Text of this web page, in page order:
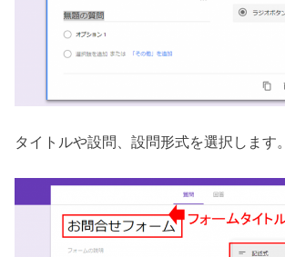
タイトルや設問、設問形式を選択します。